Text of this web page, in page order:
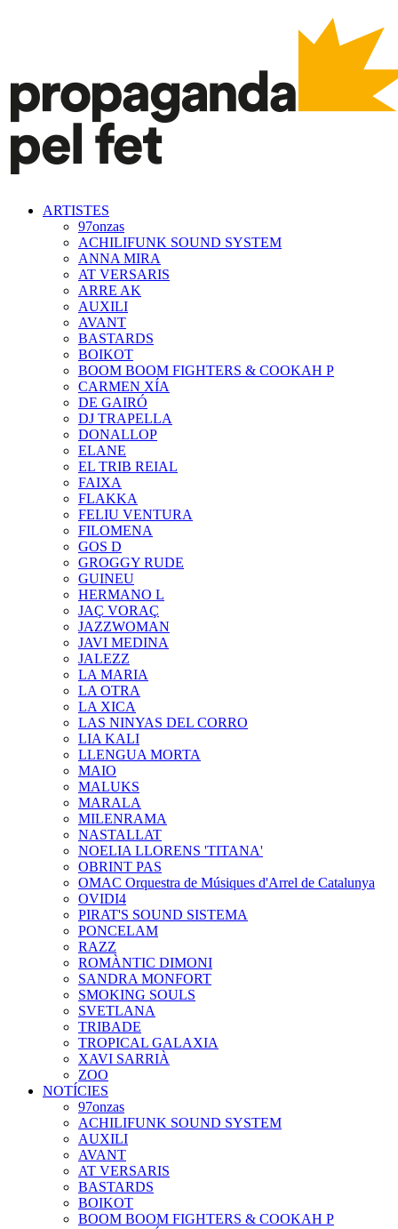
ARTISTES
97onzas
ACHILIFUNK SOUND SYSTEM
ANNA MIRA
AT VERSARIS
ARRE AK
AUXILI
AVANT
BASTARDS
BOIKOT
BOOM BOOM FIGHTERS & COOKAH P
CARMEN XÍA
DE GAIRÓ
DJ TRAPELLA
DONALLOP
ELANE
EL TRIB REIAL
FAIXA
FLAKKA
FELIU VENTURA
FILOMENA
GOS D
GROGGY RUDE
GUINEU
HERMANO L
JAÇ VORAÇ
JAZZWOMAN
JAVI MEDINA
JALEZZ
LA MARIA
LA OTRA
LA XICA
LAS NINYAS DEL CORRO
LIA KALI
LLENGUA MORTA
MAIO
MALUKS
MARALA
MILENRAMA
NASTALLAT
NOELIA LLORENS 'TITANA'
OBRINT PAS
OMAC Orquestra de Músiques d'Arrel de Catalunya
OVIDI4
PIRAT'S SOUND SISTEMA
PONCELAM
RAZZ
ROMÀNTIC DIMONI
SANDRA MONFORT
SMOKING SOULS
SVETLANA
TRIBADE
TROPICAL GALAXIA
XAVI SARRIÀ
ZOO
NOTÍCIES
97onzas
ACHILIFUNK SOUND SYSTEM
AUXILI
AVANT
AT VERSARIS
BASTARDS
BOIKOT
BOOM BOOM FIGHTERS & COOKAH P